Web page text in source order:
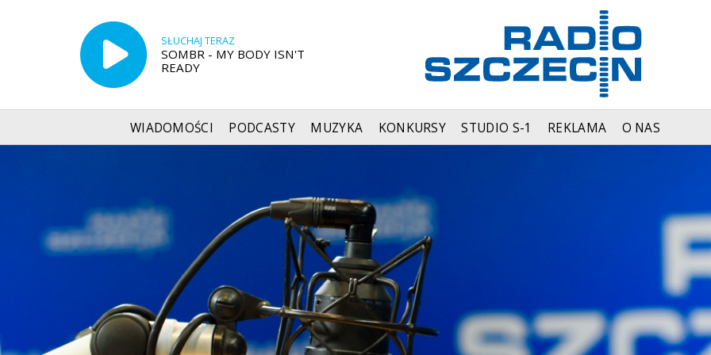
SŁUCHAJ TERAZ
SOMBR - MY BODY ISN'T
READY
WIADOMOŚCI PODCASTY MUZYKA KONKURSY STUDIO S-1 REKLAMA O NAS